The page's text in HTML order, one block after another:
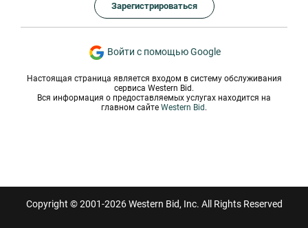
Зарегистрироваться
Войти с помощью Google
Настоящая страница является входом в систему обслуживания
сервиса Western Bid.
Вся информация о предоставляемых услугах находится на
главном сайте Western Bid.
Copyright © 2001-2026 Western Bid, Inc. All Rights Reserved